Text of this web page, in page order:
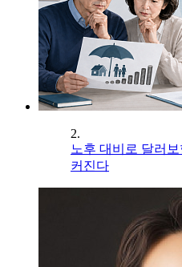
2.
노후 대비로 달러
커진다